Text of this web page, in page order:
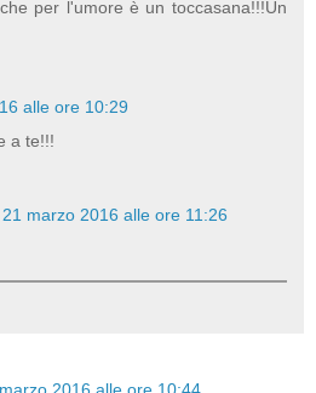
per l'umore è un toccasana!!!Un
alle ore 10:29
a te!!!
21 marzo 2016 alle ore 11:26
2016 alle ore 10:44